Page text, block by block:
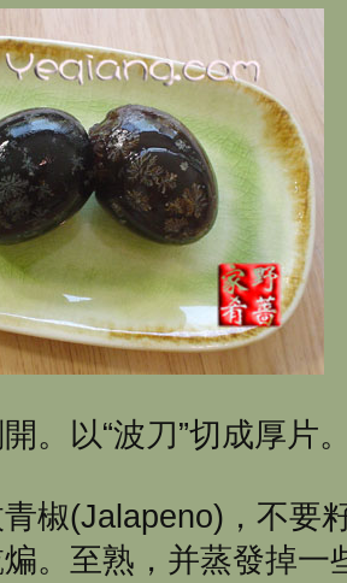
。以“波刀”切成厚片
椒(Jalapeno)，不要
。至熟，并蒸發掉一